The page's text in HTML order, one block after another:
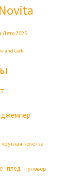
Novita
Лето 2025
and Lark
джемпер
круглая кокетка
плед пуловер